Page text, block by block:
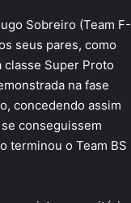
Sobreiro (Team F-
seus pares, como
Super Proto
na fase
concedendo assim
conseguissem
terminou o Team BS